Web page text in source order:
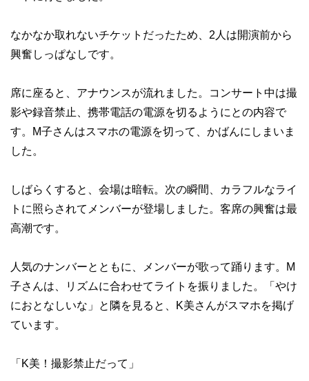
なかなか取れないチケットだったため、2人は開演前から
興奮しっぱなしです。
席に座ると、アナウンスが流れました。コンサート中は撮
影や録音禁止、携帯電話の電源を切るようにとの内容で
す。M子さんはスマホの電源を切って、かばんにしまいま
した。
しばらくすると、会場は暗転。次の瞬間、カラフルなライ
トに照らされてメンバーが登場しました。客席の興奮は最
高潮です。
人気のナンバーとともに、メンバーが歌って踊ります。M
子さんは、リズムに合わせてライトを振りました。「やけ
におとなしいな」と隣を見ると、K美さんがスマホを掲げ
ています。
「K美！撮影禁止だって」